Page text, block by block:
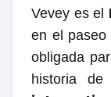
Vevey es el
en el paseo
obligada
historia de